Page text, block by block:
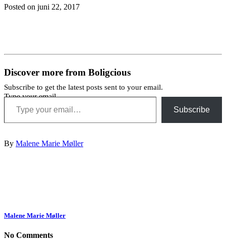
Posted on juni 22, 2017
Discover more from Boligcious
Subscribe to get the latest posts sent to your email.
Type your email…
Subscribe
By Malene Marie Møller
Malene Marie Møller
No Comments